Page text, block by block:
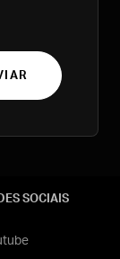
SOCIAIS